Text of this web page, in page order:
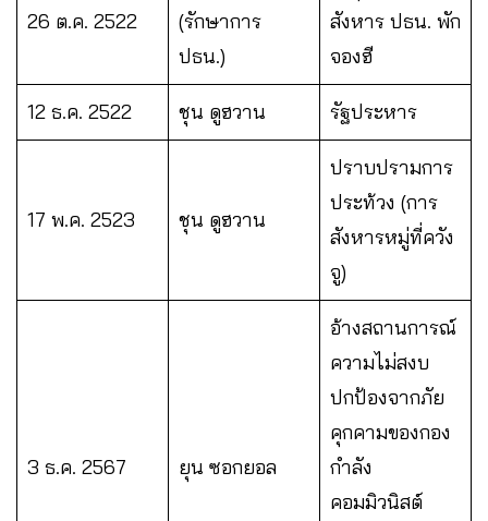
26 ต.ค. 2522
(รักษาการ
ปธน.)
สังหาร ปธน. พัก
จองฮี
12 ธ.ค. 2522 ชุน ดูฮวาน รัฐประหาร
17 พ.ค. 2523 ชุน ดูฮวาน
ปราบปรามการ
ประท้วง (การ
สังหารหมู่ที่ควัง
จู)
3 ธ.ค. 2567 ยุน ซอกยอล
อ้างสถานการณ์
ความไม่สงบ
ปกป้องจากภัย
คุกคามของกอง
กำลัง
คอมมิวนิสต์